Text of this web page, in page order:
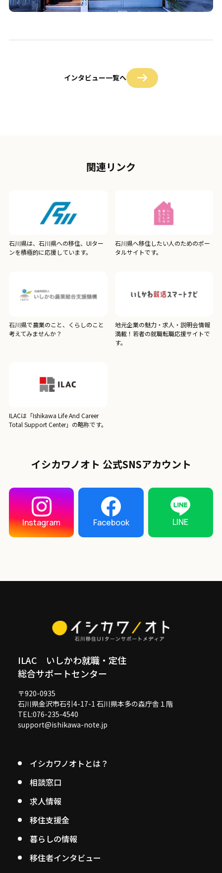
インタビュー一覧へ
関連リンク
石川県は、石川県への移住、UIター
ンを積極的に応援しています。
石川県へ移住したい人のためのポー
タルサイトです。
石川県で農業のこと、くらしのこと
考えてみませんか？
地元企業の魅力・求人・説明会情報
満載！若者の就職転職応援サイトで
す。
ILACは「Ishikawa Life And Career
Total Support Center」の略称です。
イシカワノオト 公式SNSアカウント
Instagram Facebook LINE
ILAC いしかわ就職・定住
総合サポートセンター
〒920-0935
石川県金沢市石引4-17-1 石川県本多の森庁舎１階
TEL:076-235-4540
support@ishikawa-note.jp
イシカワノオトとは？
相談窓口
求人情報
移住支援金
暮らしの情報
移住者インタビュー